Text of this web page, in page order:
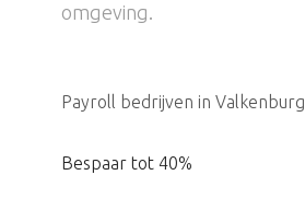
omgeving.
Payroll bedrijven in Valkenburg
Bespaar tot 40%